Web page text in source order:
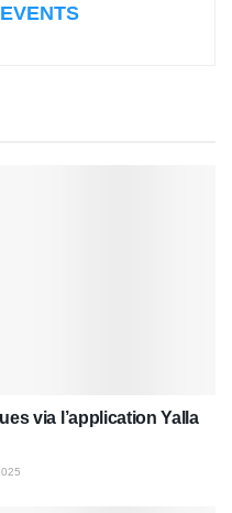
via l’application Yalla